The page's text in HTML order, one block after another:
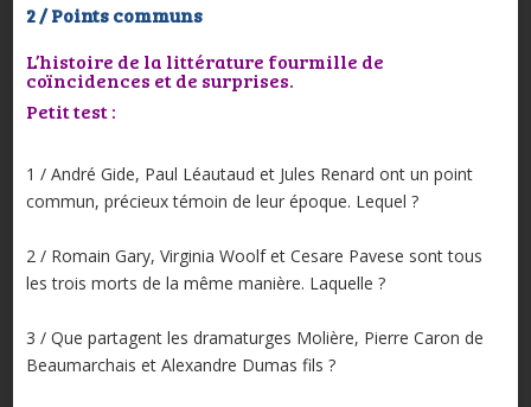
2 / Points communs
L’histoire de la littérature fourmille de
coïncidences et de surprises.
Petit test :
1 / André Gide, Paul Léautaud et Jules Renard ont un point
commun, précieux témoin de leur époque. Lequel ?
2 / Romain Gary, Virginia Woolf et Cesare Pavese sont tous
les trois morts de la même manière. Laquelle ?
3 / Que partagent les dramaturges Molière, Pierre Caron de
Beaumarchais et Alexandre Dumas fils ?